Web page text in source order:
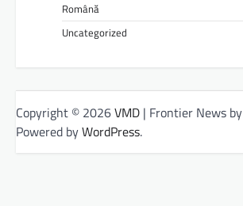
Română
Uncategorized
Copyright © 2026VMD | Frontier News by
Powered byWordPress.